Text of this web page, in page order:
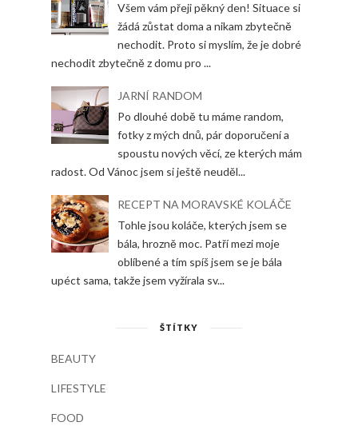
Všem vám přeji pěkný den! Situace si
žádá zůstat doma a nikam zbytečně
nechodit. Proto si myslím, že je dobré
nechodit zbytečně z domu pro ...
JARNÍ RANDOM
Po dlouhé době tu máme random,
fotky z mých dnů, pár doporučení a
spoustu nových věcí, ze kterých mám
radost. Od Vánoc jsem si ještě neuděl...
RECEPT NA MORAVSKÉ KOLÁČE
Tohle jsou koláče, kterých jsem se
bála, hrozně moc. Patří mezi moje
oblíbené a tím spíš jsem se je bála
upéct sama, takže jsem vyžírala sv...
ŠTÍTKY
BEAUTY
LIFESTYLE
FOOD